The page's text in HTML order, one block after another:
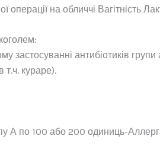
операції на обличчі Вагітність
антибіотиків групи
кураре).
А по 100 або 200 одиниць-